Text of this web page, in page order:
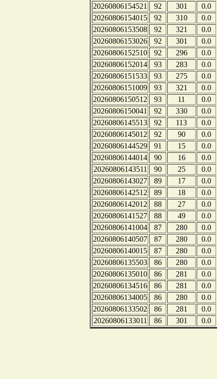
20260806154521
92 301
0.0
20260806154015
92 310
0.0
20260806153508
92 321
0.0
20260806153026
92 301
0.0
20260806152510
92 296
0.0
20260806152014
93 283
0.0
20260806151533
93 275
0.0
20260806151009
93 321
0.0
20260806150512
93 11
0.0
20260806150041
92 330
0.0
20260806145513
92 113
0.0
20260806145012
92 90
0.0
20260806144529
91 15
0.0
20260806144014
90 16
0.0
20260806143511
90 25
0.0
20260806143027
89 17
0.0
20260806142512
89 18
0.0
20260806142012
88 27
0.0
20260806141527
88 49
0.0
20260806141004
87 280
0.0
20260806140507
87 280
0.0
20260806140015
87 280
0.0
20260806135503
86 280
0.0
20260806135010
86 281
0.0
20260806134516
86 281
0.0
20260806134005
86 280
0.0
20260806133502
86 281
0.0
20260806133011
86 301 0.0